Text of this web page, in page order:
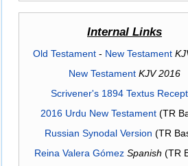
Internal Links
Old Testament- New Testament
New Testament KJV 2016
Scrivener's 1894 Textus
2016 Urdu New Testament(TR
Russian Synodal Version (TR
Reina Valera Gómez Spanish (TR